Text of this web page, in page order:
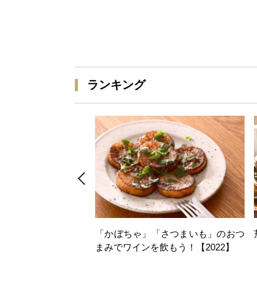
ランキング
「かぼちゃ」「さつまいも」のおつ
まみでワインを飲もう！【2022】